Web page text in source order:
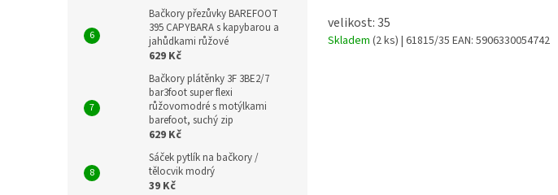
Bačkory přezůvky BAREFOOT
395 CAPYBARA s kapybarou a
jahůdkami růžové
629 Kč
Bačkory plátěnky 3F 3BE2/7
bar3foot super flexi
růžovomodré s motýlkami
barefoot, suchý zip
629 Kč
Sáček pytlík na bačkory /
tělocvik modrý
39 Kč
velikost: 35
Skladem (2 ks) | 61815/35 EAN: 5906330054742